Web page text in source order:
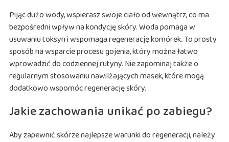
Pijąc dużo wody, wspierasz swoje ciało od wewnątrz, co ma
bezpośredni wpływ na kondycję skóry. Woda pomaga w
usuwaniu toksyn i wspomaga regenerację komórek. To prosty
sposób na wsparcie procesu gojenia, który można łatwo
wprowadzić do codziennej rutyny. Nie zapominaj także o
regularnym stosowaniu nawilżających masek, które mogą
dodatkowo wspomóc regenerację skóry.
Jakie zachowania unikać po zabiegu?
Aby zapewnić skórze najlepsze warunki do regeneracji, należy